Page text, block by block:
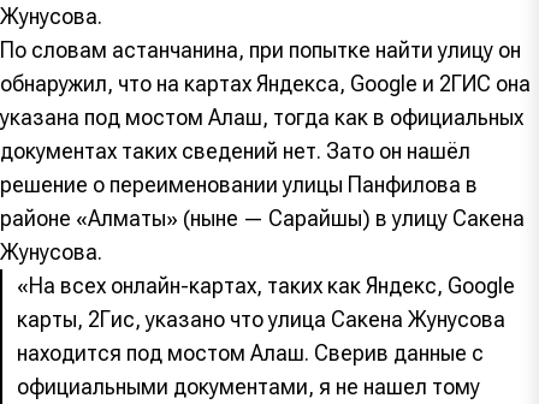
Жунусова.
По словам астанчанина, при попытке найти улицу он
обнаружил, что на картах Яндекса, Google и 2ГИС она
указана под мостом Алаш, тогда как в официальных
документах таких сведений нет. Зато он нашёл
решение о переименовании улицы Панфилова в
районе «Алматы» (ныне — Сарайшық) в улицу Сакена
Жунусова.
«На всех онлайн-картах, таких как Яндекс, Google
карты, 2Гис, указано что улица Сакена Жунусова
находится под мостом Алаш. Сверив данные с
официальными документами, я не нашел тому